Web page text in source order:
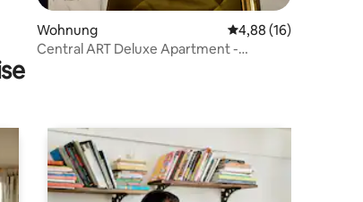
Wohnung Durchschnittliche
4,88 (16)
Central ART Deluxe Apartment -